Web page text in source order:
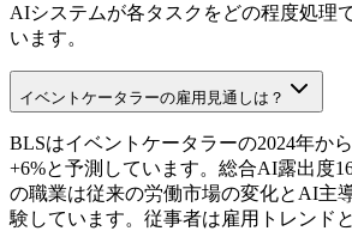
AIシステムが各タスクをどの程度処理
います。
イベントケータラーの雇用見通しは？
BLSはイベントケータラーの2024年か
+6%と予測しています。総合AI露出度
の職業は従来の労働市場の変化とAI主
験しています。従事者は雇用トレンド